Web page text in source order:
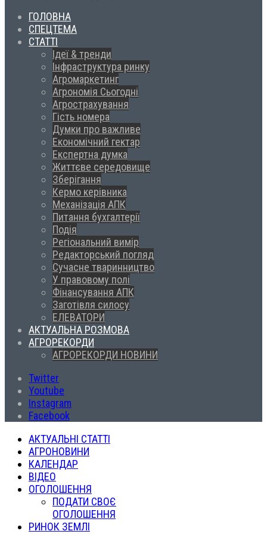
ГОЛОВНА
СПЕЦТЕМА
СТАТТІ
Ідеї & тренди
Інфраструктура ринку
Агромаркетинг
Агрономія Сьогодні
Агрострахування
Гість номера
Думки про важливе
Економічний гектар
Експертна думка
Життєве середовище
Зберігання
Кермо керівника
Механізація АПК
Питання бухгалтерії
Подія
Регіональний вимір
Редакторський погляд
Сучасне тваринництво
У правовому полі
Фінансування АПК
Заготівля силосу
ЕЛЕВАТОРИ
АКТУАЛЬНА РОЗМОВА
АГРОРЕКОРДИ
АГРОРЕКОРДИ НОВИНИ
Twitter
Youtube
Instagram
Facebook
АКТУАЛЬНІ СТАТТІ
АГРОНОВИНИ
КАЛЕНДАР
ВІДЕО
ОГОЛОШЕННЯ
ПОДАТИ СВОЄ
ОГОЛОШЕННЯ
РИНОК ЗЕМЛІ